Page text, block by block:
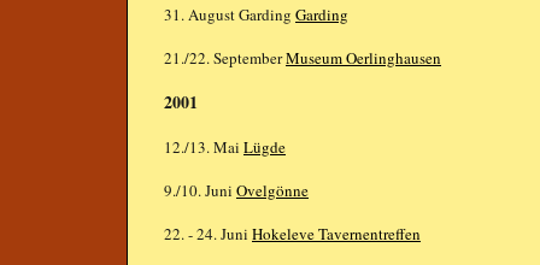
31. August Garding Garding
21./22. SeptemberMuseum Oerlinghausen
2001
12./13. Mai Lügde
9./10. Juni Ovelgönne
22. - 24. Juni Hokeleve Tavernentreffen